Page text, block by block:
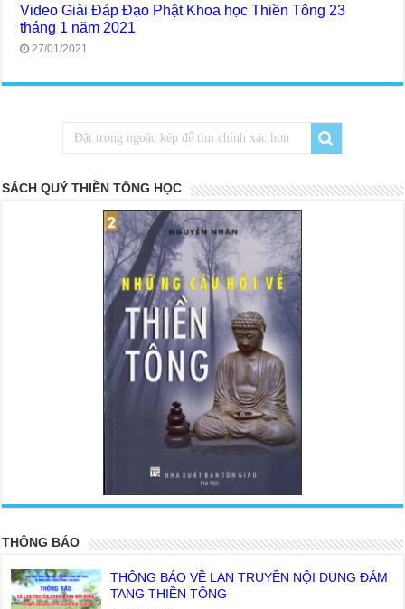
Video Giải Đáp Đạo Phật Khoa học Thiền Tông 23
tháng 1 năm 2021
27/01/2021
SÁCH QUÝ THIỀN TÔNG HỌC
THÔNG BÁO
THÔNG BÁO VỀ LAN TRUYỀN NỘI DUNG ĐÁM
TANG THIỀN TÔNG